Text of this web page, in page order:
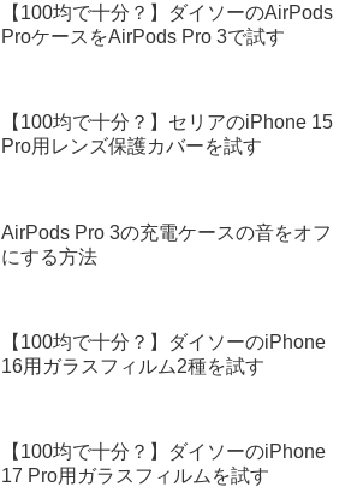
【100均で十分？】ダイソーのAirPods
ProケースをAirPods Pro 3で試す
【100均で十分？】セリアのiPhone 15
Pro用レンズ保護カバーを試す
AirPods Pro 3の充電ケースの音をオフ
にする方法
【100均で十分？】ダイソーのiPhone
16用ガラスフィルム2種を試す
【100均で十分？】ダイソーのiPhone
17 Pro用ガラスフィルムを試す